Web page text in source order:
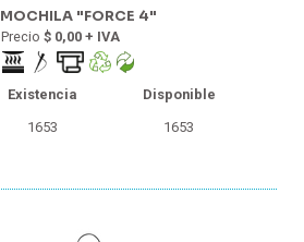
MOCHILA "FORCE 4"
Precio $ 0,00 + IVA
Existencia
Disponible
1653
1653